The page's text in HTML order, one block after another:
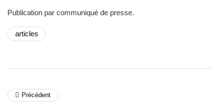
Publication par communiqué de presse.
articles
Précédent